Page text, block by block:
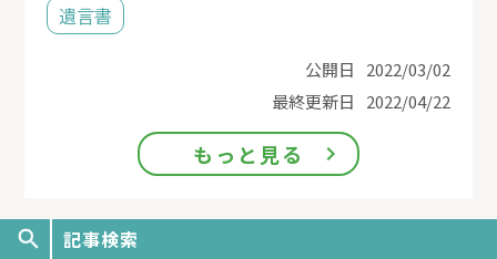
遺言書
公開日
2022/03/02
最終更新日
2022/04/22
もっと見る